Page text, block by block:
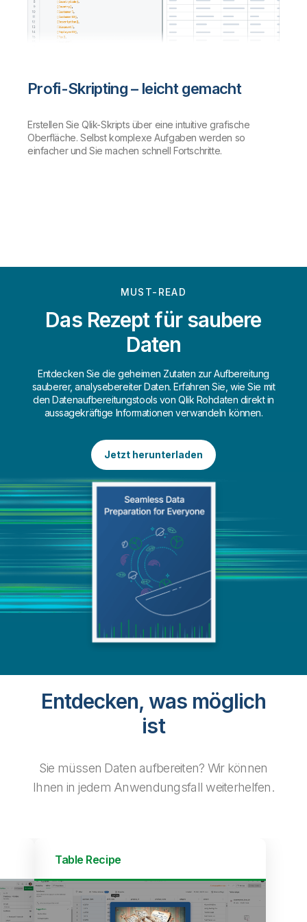
Profi-Skripting – leicht gemacht
Erstellen Sie Qlik-Skripts über eine intuitive grafische
Oberfläche. Selbst komplexe Aufgaben werden so
einfacher und Sie machen schnell Fortschritte.
MUST-READ
Das Rezept für saubere
Daten
Entdecken Sie die geheimen Zutaten zur Aufbereitung
sauberer, analysebereiter Daten. Erfahren Sie, wie Sie mit
den Datenaufbereitungstools von Qlik Rohdaten direkt in
aussagekräftige Informationen verwandeln können.
Jetzt herunterladen
Entdecken, was möglich
ist
Sie müssen Daten aufbereiten? Wir können
Ihnen in jedem Anwendungsfall weiterhelfen.